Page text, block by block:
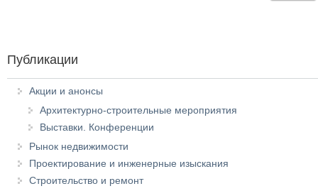
Публикации
Акции и анонсы
Архитектурно-строительные мероприятия
Выставки. Конференции
Рынок недвижимости
Проектирование и инженерные изыскания
Строительство и ремонт